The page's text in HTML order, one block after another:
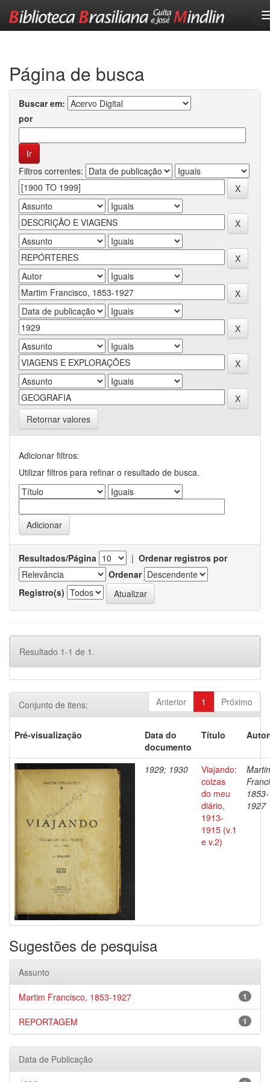
Página de busca
Buscar em:
por
Filtros correntes:
Retornar valores
Adicionar filtros:
Utilizar filtros para refinar o resultado de busca.
Resultados/Página | Ordenar registros por
Ordenar
Registro(s)
Resultado 1-1 de 1.
Anterior 1 Próximo
Conjunto de itens:
Pré-visualização
Data do
documento
Título
1929; 1930
Viajando:
coizas
do meu
diário,
1913-
1915 (v.1
e v.2)
1853-
1927
Sugestões de pesquisa
Assunto
1
Martim Francisco, 1853-1927
1
REPORTAGEM
Data de Publicação